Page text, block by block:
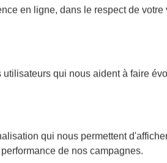
en ligne, dans le respect de votre
utilisateurs qui nous aident à faire
qui nous permettent
de nos campagnes.